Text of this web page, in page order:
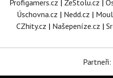
Profigamers.cz | ZeStolu.cz |
Úschovna.cz | Nedd.cz |
CZhity.cz | Našepeníze.cz |
Partneři: